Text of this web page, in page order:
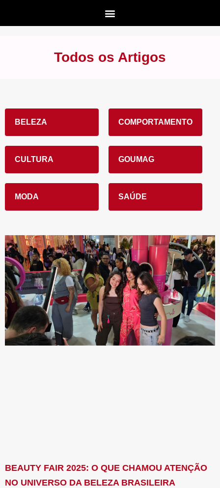
Todos os Artigos
BELEZA COMPORTAMENTO
CULTURA GOUMAG
MODA SAÚDE
BEAUTY FAIR 2025: O QUE CHAMOU ATENÇÃO
NO UNIVERSO DA BELEZA BRASILEIRA